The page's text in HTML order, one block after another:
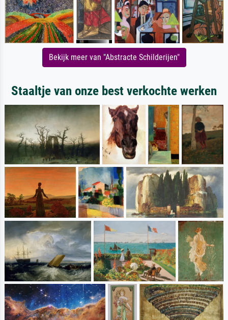
Bekijk meer van "Abstracte Schilderijen"
Staaltje van onze best verkochte werken